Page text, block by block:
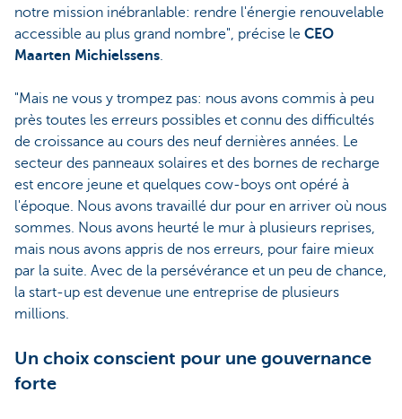
notre mission inébranlable: rendre l'énergie renouvelable
accessible au plus grand nombre", précise le CEO
Maarten Michielssens.
"Mais ne vous y trompez pas: nous avons commis à peu
près toutes les erreurs possibles et connu des difficultés
de croissance au cours des neuf dernières années. Le
secteur des panneaux solaires et des bornes de recharge
est encore jeune et quelques cow-boys ont opéré à
l'époque. Nous avons travaillé dur pour en arriver où nous
sommes. Nous avons heurté le mur à plusieurs reprises,
mais nous avons appris de nos erreurs, pour faire mieux
par la suite. Avec de la persévérance et un peu de chance,
la start-up est devenue une entreprise de plusieurs
millions.
Un choix conscient pour une gouvernance
forte